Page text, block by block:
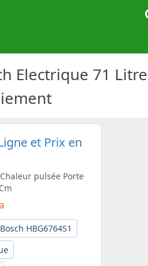
Electrique 71
et Prix en
pulsée Porte
Bosch HBG6764S1